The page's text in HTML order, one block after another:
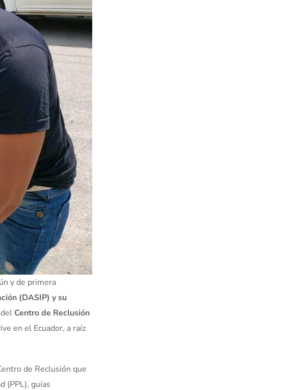
y de primera
(DASIP) y su
Centro de Reclusión
en el Ecuador, a raíz
de Reclusión que
(PPL), guías